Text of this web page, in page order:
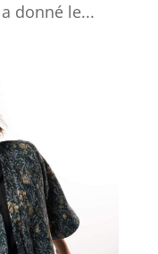
donné le...